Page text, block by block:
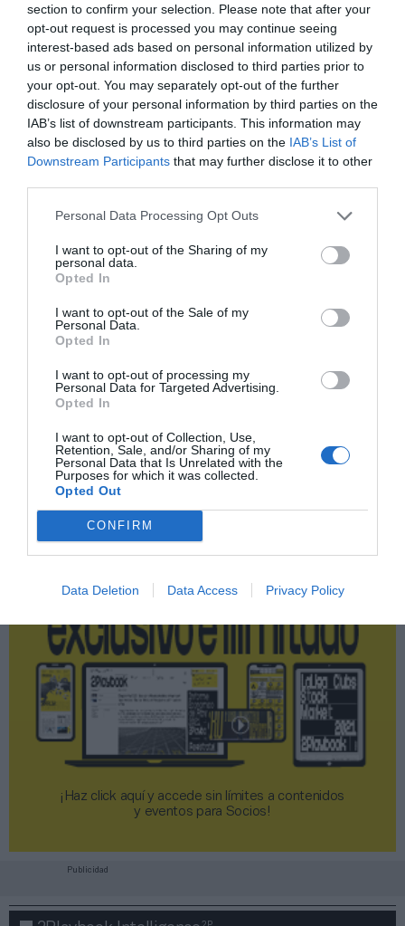
section to confirm your selection. Please note that after your
opt-out request is processed you may continue seeing
interest-based ads based on personal information utilized by
us or personal information disclosed to third parties prior to
your opt-out. You may separately opt-out of the further
disclosure of your personal information by third parties on the
IAB’s list of downstream participants. This information may
also be disclosed by us to third parties on the IAB’s List of
Downstream Participants that may further disclose it to other
Personal Data Processing Opt Outs
I want to opt-out of the Sharing of my
personal data.
Opted In
I want to opt-out of the Sale of my
Personal Data.
Opted In
I want to opt-out of processing my
Personal Data for Targeted Advertising.
Opted In
I want to opt-out of Collection, Use,
Retention, Sale, and/or Sharing of my
Personal Data that Is Unrelated with the
Purposes for which it was collected.
Opted Out
CONFIRM
Data Deletion Data Access Privacy Policy
VivaGym
Inacua
Sparta Sport Center
Planet Fitness
Altafit
Nine Fitness
Publicidad
2Playbook Club
¡Haz click aquí y accede sin límites a contenidos
y eventos para Socios!​​​​​​​
Publicidad